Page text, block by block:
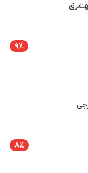
9٪
8٪